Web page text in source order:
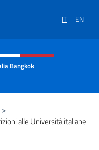
IT EN
e menù
Bangkok
>
alle Università italiane